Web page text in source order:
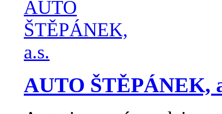
AUTO ŠTĚPÁNEK,